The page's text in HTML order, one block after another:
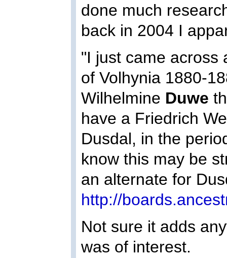
done much
back in 2004 I
"I just came across
of Volhynia 1880-
Wilhelmine Duwe
have a Friedrich
Dusdal, in the
know this may be
an alternate for
http://
Not sure it adds
was of interest.